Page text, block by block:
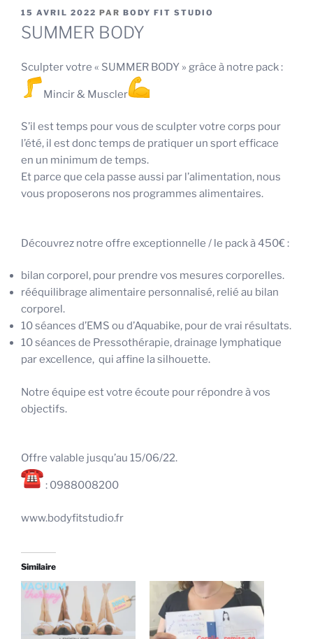
PUBLIÉ
LE
15 AVRIL 2022 PAR BODY FIT STUDIO
SUMMER BODY
Sculpter votre « SUMMER BODY » grâce à notre pack :
Mincir & Muscler
S’il est temps pour vous de sculpter votre corps pour
l’été, il est donc temps de pratiquer un sport efficace
en un minimum de temps.
Et parce que cela passe aussi par l’alimentation, nous
vous proposerons nos programmes alimentaires.
Découvrez notre offre exceptionnelle / le pack à 450€ :
bilan corporel, pour prendre vos mesures corporelles.
rééquilibrage alimentaire personnalisé, relié au bilan
corporel.
10 séances d’EMS ou d’Aquabike, pour de vrai résultats.
10 séances de Pressothérapie, drainage lymphatique
par excellence, qui affine la silhouette.
Notre équipe est votre écoute pour répondre à vos
objectifs.
Offre valable jusqu’au 15/06/22.
: 0988008200
www.bodyfitstudio.fr
Similaire